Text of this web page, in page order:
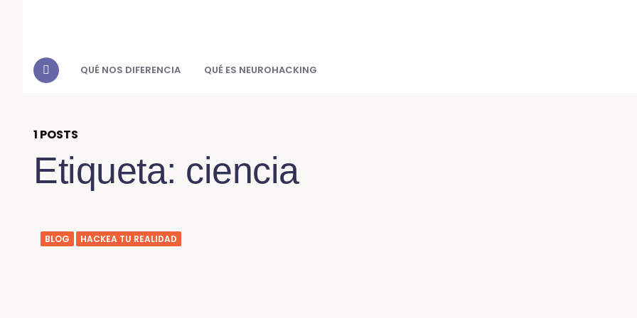
QUÉ NOS DIFERENCIA QUÉ ES NEUROHACKING
1 POSTS
Etiqueta: ciencia
BLOG HACKEA TU REALIDAD